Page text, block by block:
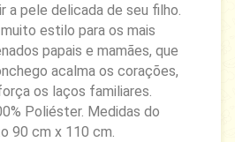
a pele delicada de seu filho.
estilo para os mais
papais e mamães, que
acalma os corações,
os laços familiares.
Poliéster. Medidas do
90 cm x 110 cm.